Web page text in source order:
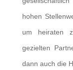
hohen
um heiraten
gezielten
dann auch die